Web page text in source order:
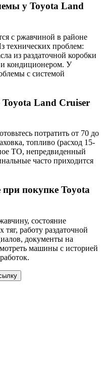
у Toyota Land
с ржавчиной в районе
технических проблем:
из раздаточной коробки
кондиционером. У
с системой
Toyota Land Cruiser
потратить от 70 до
топливо (расход 15-
ТО, непредвиденный
часто приходится
покупке Toyota
состояние
работу раздаточной
документы на
машины с историей